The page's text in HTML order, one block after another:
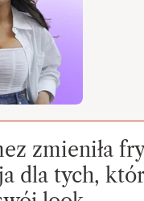
zmieniła
dla tych,